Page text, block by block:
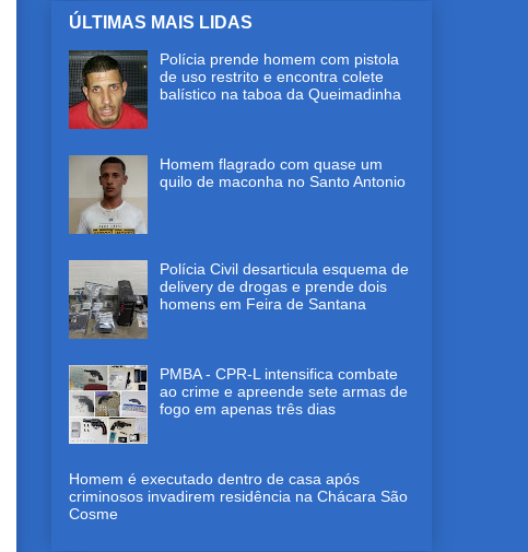
ÚLTIMAS MAIS LIDAS
Polícia prende homem com pistola
de uso restrito e encontra colete
balístico na taboa da Queimadinha
Homem flagrado com quase um
quilo de maconha no Santo Antonio
Polícia Civil desarticula esquema de
delivery de drogas e prende dois
homens em Feira de Santana
PMBA - CPR-L intensifica combate
ao crime e apreende sete armas de
fogo em apenas três dias
Homem é executado dentro de casa após
criminosos invadirem residência na Chácara São
Cosme